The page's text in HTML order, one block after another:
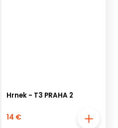
Hrnek - T3 PRAHA 2
14 €